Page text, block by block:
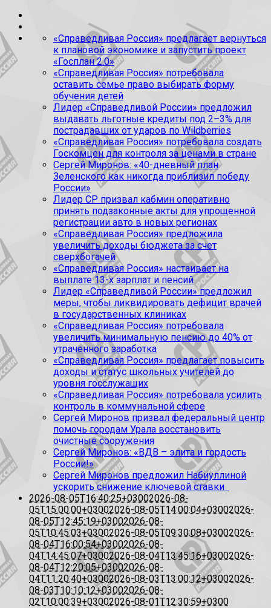
«Справедливая Россия» предлагает вернуться
к плановой экономике и запустить проект
«Госплан 2.0»
«Справедливая Россия» потребовала
оставить семье право выбирать форму
обучения детей
Лидер «Справедливой России» предложил
выдавать льготные кредиты под 2–3% для
пострадавших от ударов по Wildberries
«Справедливая Россия» потребовала создать
Госкомцен для контроля за ценами в стране
Сергей Миронов: «40-дневный план
Зеленского как никогда приблизил победу
России»
Лидер СР призвал кабмин оперативно
принять подзаконные акты для упрощенной
регистрации авто в новых регионах
«Справедливая Россия» предложила
увеличить доходы бюджета за счет
сверхбогачей
«Справедливая Россия» настаивает на
выплате 13-х зарплат и пенсий
Лидер «Справедливой России» предложил
меры, чтобы ликвидировать дефицит врачей
в государственных клиниках
«Справедливая Россия» потребовала
увеличить минимальную пенсию до 40% от
утраченного заработка
«Справедливая Россия» предлагает повысить
доходы и статус школьных учителей до
уровня госслужащих
«Справедливая Россия» потребовала усилить
контроль в коммунальной сфере
Сергей Миронов призвал федеральный центр
помочь городам Урала восстановить
очистные сооружения
Сергей Миронов: «ВДВ – элита и гордость
России!»
Сергей Миронов предложил Набиуллиной
ускорить снижение ключевой ставки
2026-08-05T16:40:25+03002026-08-
05T15:00:00+03002026-08-05T14:00:04+03002026-
08-05T12:45:19+03002026-08-
05T10:45:03+03002026-08-05T09:30:08+03002026-
08-04T16:00:54+03002026-08-
04T14:45:07+03002026-08-04T13:45:16+03002026-
08-04T12:20:05+03002026-08-
04T11:20:40+03002026-08-03T13:00:12+03002026-
08-03T10:10:12+03002026-08-
02T10:00:39+03002026-08-01T12:30:59+0300